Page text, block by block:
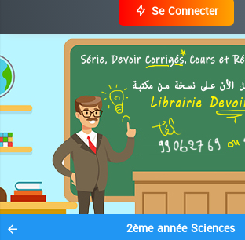
Se Connecter
2ème année Sciences